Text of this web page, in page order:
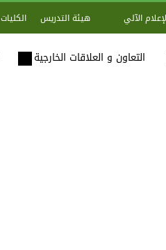
الآلي هيئة التدريس الكليات
التعاون و العلاقات الخارجية